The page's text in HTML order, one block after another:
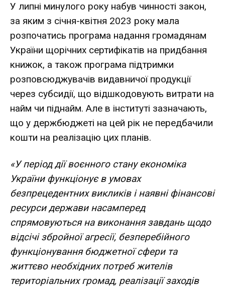
У липні минулого року набув чинності закон,
за яким з січня-квітня 2023 року мала
розпочатись програма надання громадянам
України щорічних сертифікатів на придбання
книжок, а також програма підтримки
розповсюджувачів видавничої продукції
через субсидії, що відшкодовують витрати на
найм чи піднайм. Але в інституті зазначають,
що у держбюджеті на цей рік не передбачили
кошти на реалізацію цих планів.
«У період дії воєнного стану економіка
України функціонує в умовах
безпрецедентних викликів і наявні фінансові
ресурси держави насамперед
спрямовуються на виконання завдань щодо
відсічі збройної агресії, безперебійного
функціонування бюджетної сфери та
життєво необхідних потреб жителів
територіальних громад, реалізації заходів